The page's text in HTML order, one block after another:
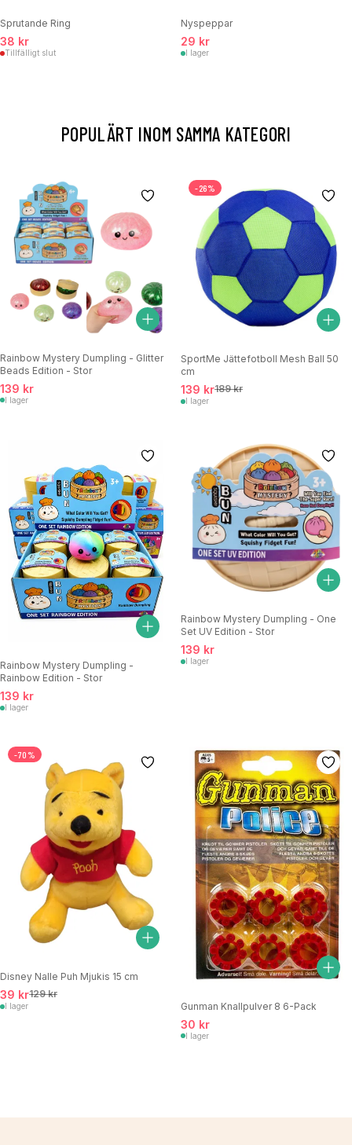
Sprutande Ring
38 kr
Tillfälligt slut
Nyspeppar
29 kr
I lager
POPULÄRT INOM SAMMA KATEGORI
Rainbow Mystery Dumpling - Glitter
Beads Edition - Stor
139 kr
I lager
-26%
SportMe Jättefotboll Mesh Ball 50
cm
139 kr189 kr
I lager
Rainbow Mystery Dumpling -
Rainbow Edition - Stor
139 kr
I lager
Rainbow Mystery Dumpling - One
Set UV Edition - Stor
139 kr
I lager
-70%
Disney Nalle Puh Mjukis 15 cm
39 kr129 kr
I lager Gunman Knallpulver 8 6-Pack
30 kr
I lager